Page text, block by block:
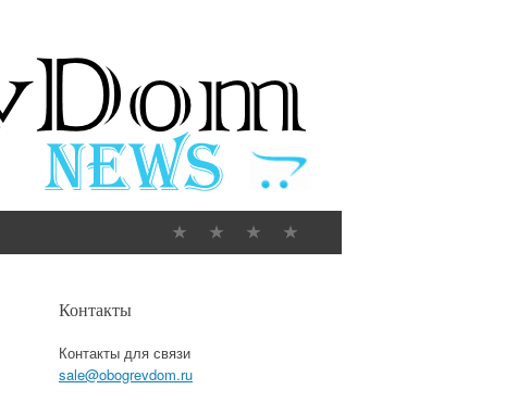
Контакты
Контакты для связи
sale@obogrevdom.ru